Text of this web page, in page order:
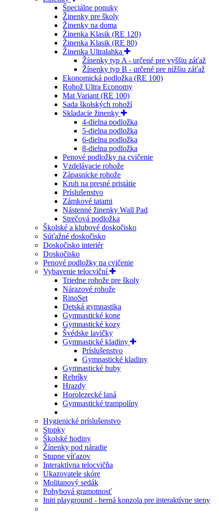
Špeciálne ponuky
Žinenky pre školy
Žinenky na doma
Žinenka Klasik (RE 120)
Žinenka Klasik (RE 80)
Žinenka Ultralahka
Žínenky typ A - určené pre vyššiu záťaž
Žínenky typ B - určené pre nižšiu záťaž
Ekonomická podložka (RE 100)
Rohož Ultra Economy
Mat Variant (RE 100)
Sada školských rohoží
Skladacie žinenky
4-dielna podložka
5-dielna podložka
6-dielna podložka
8-dielna podložka
Penové podložky na cvičenie
Vzdelávacie rohože
Zápasnícke rohože
Kruh na presné pristátie
Príslušenstvo
Zámkové tatami
Nástenné žinenky Wall Pad
Strečová podložka
Školské a klubové doskočisko
Súťažné doskočisko
Doskočisko interiér
Doskočisko
Penové podložky na cvičenie
Vybavenie telocviční
Triedne rohože pre školy
Nárazové rohože
RinoSet
Detská gymnastika
Gymnastické kone
Gymnastické kozy
Švédske lavičky
Gymnastické kladiny
Príslušenstvo
Gymnastické kladiny
Gymnastické huby
Rebríky
Hrazdy
Horolezecké laná
Gymnastické trampolíny
Hygienické príslušenstvo
Stopky
Školské hodiny
Žínenky pod náradie
Stupne víťazov
Interaktívna telocvičňa
Ukazovatele skóre
Molitanový sedák
Pohybová gramotnosť
Initi playground - herná konzola pre interaktívne steny